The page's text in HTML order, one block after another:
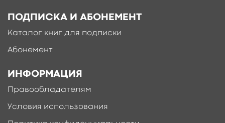
ПОДПИСКА И АБОНЕМЕНТ
Каталог книг для подписки
Абонемент
ИНФОРМАЦИЯ
Правообладателям
Условия использования